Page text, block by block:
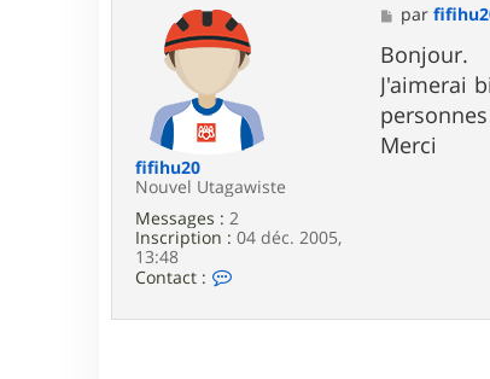
fifihu20
Nouvel Utagawiste
Messages : 2
Inscription : 04 déc. 2005,
13:48
Contact :
M
e
s
s
a
g
e
par
Bonjour.
J'aimerai
Merci